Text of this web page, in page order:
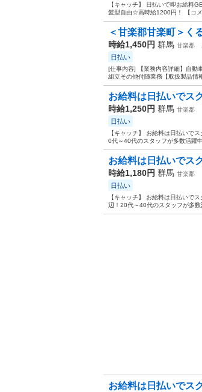
【キャッチ】 日払いで即お給料
髪型自由☆高時給1200円！ 【コ
＜甘楽郡甘楽町＞く
時給1,450円 群馬 甘楽郡
日払い
[仕事内容] 【業務内容詳細】自動
組立その他付随業務【取扱製品情
お給料は日払いでス
時給1,250円 群馬 甘楽郡
日払い
【キャッチ】 お給料は日払いで
0代～40代のスタッフが多数活躍
お給料は日払いでス
時給1,180円 群馬 甘楽郡
日払い
【キャッチ】 お給料は日払いで
辺！20代～40代のスタッフが多
お給料は日払いでス